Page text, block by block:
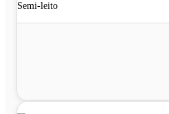
Semi-leito